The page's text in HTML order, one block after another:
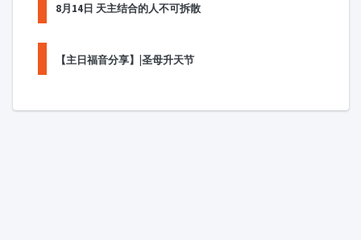
8月14日 天主结合的人不可拆散
【主日福音分享】|圣母升天节